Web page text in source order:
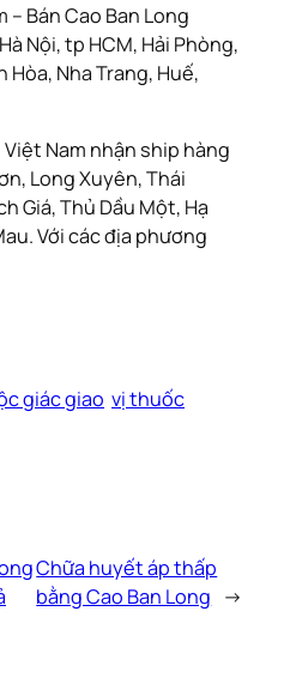
– Bán Cao Ban Long
Nội, tp HCM, Hải Phòng,
Hòa, Nha Trang, Huế,
Việt Nam nhận ship hàng
Long Xuyên, Thái
Giá, Thủ Dầu Một, Hạ
Với các địa phương
giác giao vị thuốc
Chữa huyết áp thấp
bằng Cao Ban Long →